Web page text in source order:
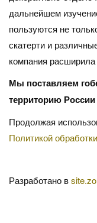
дальнейшем
пользуются не
скатерти и
компания
Мы поставляем
территорию России
Продолжая
Политикой
Разработано в